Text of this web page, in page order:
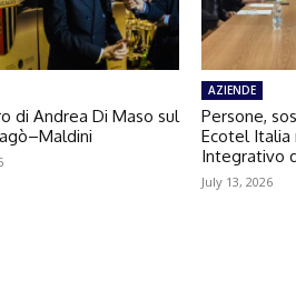
di Andrea Di Maso sul
AZIENDE
Persone,
Ecotel Italia
Integrativo
July 13, 2026